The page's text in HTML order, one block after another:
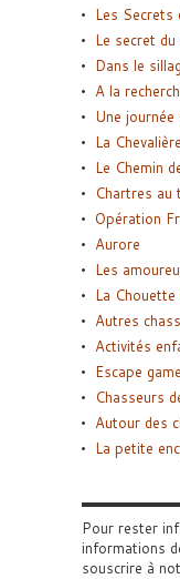
Les Secrets
Le secret
Dans le
A la
Une journée
La
Le Chemin
Chartres au
Opération
Aurore
Les
La Chouette
Autres
Activités
Escape
Chasseurs
Autour des
La petite
Pour rester
informations
souscrire à